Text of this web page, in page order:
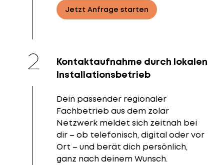
Jetzt Anfrage starten
Kontaktaufnahme durch lokalen
Installationsbetrieb
Dein passender regionaler
Fachbetrieb aus dem zolar
Netzwerk meldet sich zeitnah bei
dir – ob telefonisch, digital oder vor
Ort – und berät dich persönlich,
ganz nach deinem Wunsch.